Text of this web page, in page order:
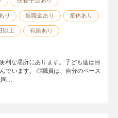
り 退職金あり 産休あり
以上 有給あり
利な場所にあります。子ども達は目
でいます。 ◎職員は、自分のペース
…